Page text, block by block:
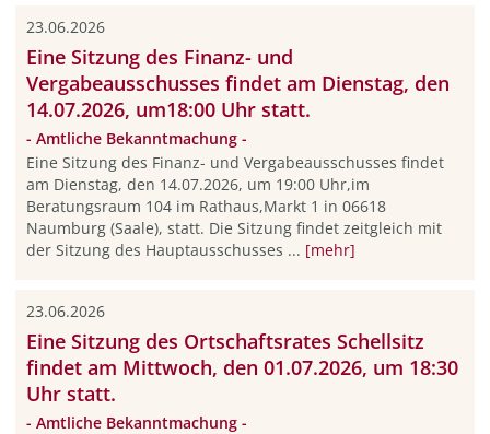
23.06.2026
Eine Sitzung des Finanz- und
Vergabeausschusses findet am Dienstag, den
14.07.2026, um18:00 Uhr statt.
- Amtliche Bekanntmachung -
Eine Sitzung des Finanz- und Vergabeausschusses findet
am Dienstag, den 14.07.2026, um 19:00 Uhr,im
Beratungsraum 104 im Rathaus,Markt 1 in 06618
Naumburg (Saale), statt. Die Sitzung findet zeitgleich mit
der Sitzung des Hauptausschusses ... [mehr]
23.06.2026
Eine Sitzung des Ortschaftsrates Schellsitz
findet am Mittwoch, den 01.07.2026, um 18:30
Uhr statt.
- Amtliche Bekanntmachung -